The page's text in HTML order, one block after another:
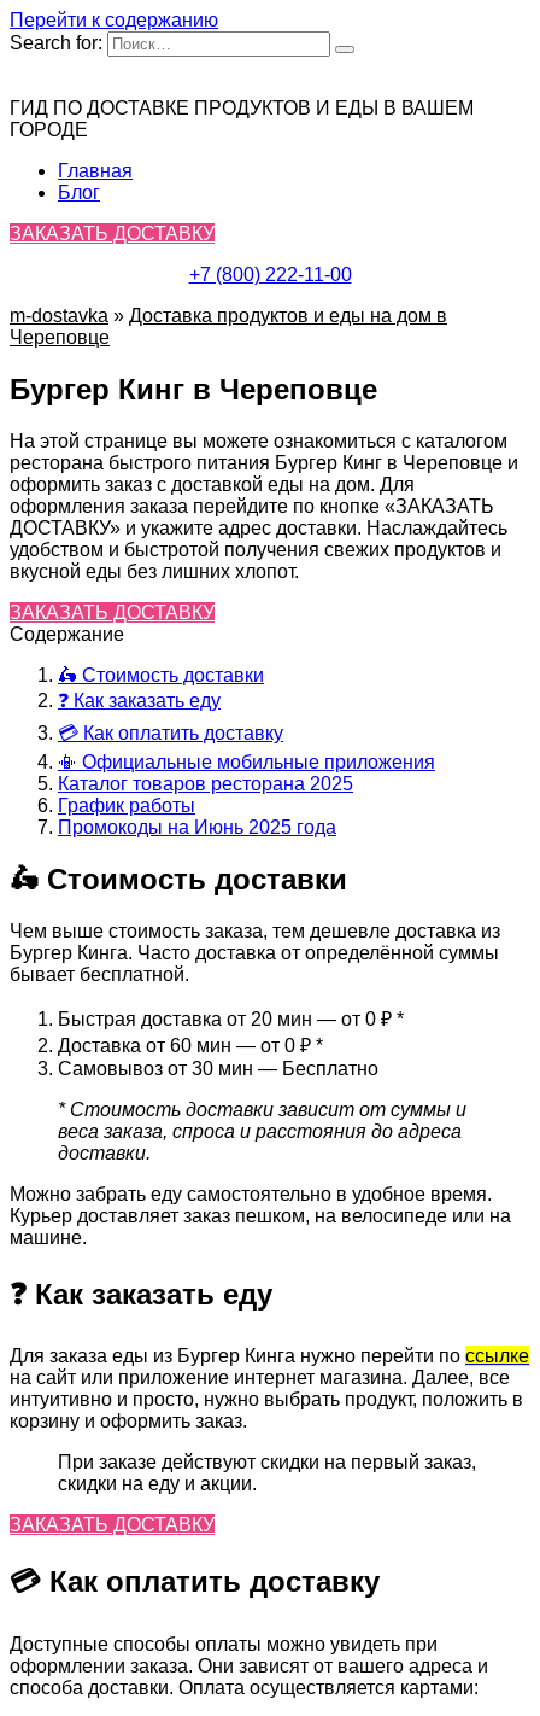
Перейти к содержанию
Search for:
ГИД ПО ДОСТАВКЕ ПРОДУКТОВ И ЕДЫ В ВАШЕМ
ГОРОДЕ
Главная
Блог
ЗАКАЗАТЬ ДОСТАВКУ
+7 (800) 222-11-00
m-dostavka » Доставка продуктов и еды на дом в
Череповце
Бургер Кинг в Череповце
На этой странице вы можете ознакомиться с каталогом
ресторана быстрого питания Бургер Кинг в Череповце и
оформить заказ с доставкой еды на дом. Для
оформления заказа перейдите по кнопке «ЗАКАЗАТЬ
ДОСТАВКУ» и укажите адрес доставки. Наслаждайтесь
удобством и быстротой получения свежих продуктов и
вкусной еды без лишних хлопот.
ЗАКАЗАТЬ ДОСТАВКУ
Содержание
🛵 Стоимость доставки
❓ Как заказать еду
💳 Как оплатить доставку
📳 Официальные мобильные приложения
Каталог товаров ресторана 2025
График работы
Промокоды на Июнь 2025 года
🛵 Стоимость доставки
Чем выше стоимость заказа, тем дешевле доставка из
Бургер Кинга. Часто доставка от определённой суммы
бывает бесплатной.
Быстрая доставка от 20 мин — от 0 ₽ *
Доставка от 60 мин — от 0 ₽ *
Самовывоз от 30 мин — Бесплатно
* Стоимость доставки зависит от суммы и
веса заказа, спроса и расстояния до адреса
доставки.
Можно забрать еду самостоятельно в удобное время.
Курьер доставляет заказ пешком, на велосипеде или на
машине.
❓ Как заказать еду
Для заказа еды из Бургер Кинга нужно перейти по ссылке
на сайт или приложение интернет магазина. Далее, все
интуитивно и просто, нужно выбрать продукт, положить в
корзину и оформить заказ.
При заказе действуют скидки на первый заказ,
скидки на еду и акции.
ЗАКАЗАТЬ ДОСТАВКУ
💳 Как оплатить доставку
Доступные способы оплаты можно увидеть при
оформлении заказа. Они зависят от вашего адреса и
способа доставки. Оплата осуществляется картами: